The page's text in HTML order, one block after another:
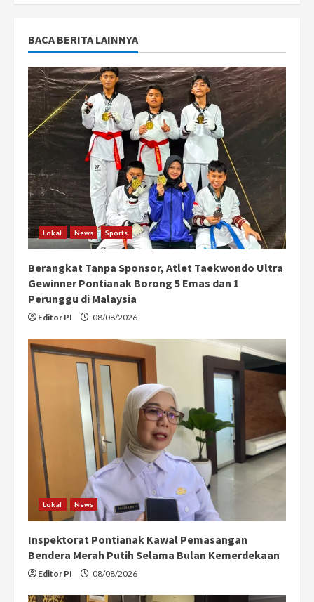
BACA BERITA LAINNYA
Lokal News Sports
Berangkat Tanpa Sponsor, Atlet Taekwondo Ultra
Gewinner Pontianak Borong 5 Emas dan 1
Perunggu di Malaysia
Editor PI 08/08/2026
Lokal News
Inspektorat Pontianak Kawal Pemasangan
Bendera Merah Putih Selama Bulan Kemerdekaan
Editor PI 08/08/2026